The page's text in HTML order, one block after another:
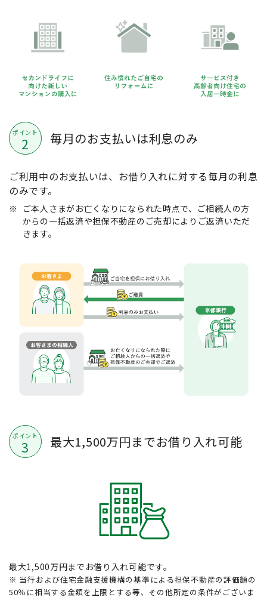
ポイント
2 毎月のお支払いは利息のみ
ご利用中のお支払いは、お借り入れに対する毎月の利息
のみです。
※
ご本人さまがお亡くなりになられた時点で、ご相続人の方
からの一括返済や担保不動産のご売却によりご返済いただ
きます。
ポイント
3 最大1,500万円までお借り入れ可能
最大1,500万円までお借り入れ可能です。
※ 当行および住宅金融支援機構の基準による担保不動産の評価額の
50％に相当する金額を上限とする等、その他所定の条件がございま